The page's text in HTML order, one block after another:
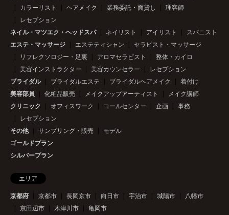
カラーリスト
ヘアメイク 業務委託・面貸し
理容師
レセプション
ネイル・マツエク・ヘッドスパ
ネイリスト アイリスト
スパニスト
エステ・マッサージ
エステティシャン
セラピスト・マッサージ
リフレクソロジー・足裏
アロマセラピスト
整体・カイロ
美容インストラクター
美容カウンセラー
レセプション
ブライダル
ブライダルエステ ブライダルヘアメイク
着付け
美容部員
化粧品販売 メイクアップアーティスト
メイク講師
クリニック
オフィスワーク コールセンター 企画
事務
レセプション
その他
サンプリング・販売
モデル
ゴールドプラン
シルバープラン
エリア
京都府
京都市 長岡京市 向日市 宇治市 城陽市
八幡市
京田辺市
木津川市
亀岡市